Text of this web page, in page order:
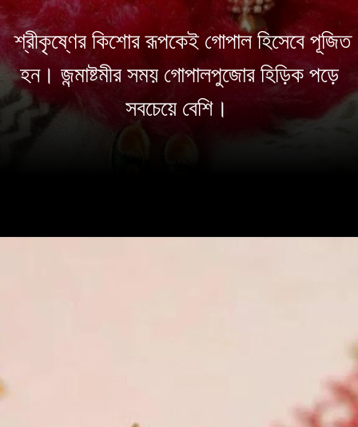
শ্রীকৃষ্ণের কিশোর রূপকেই গোপাল হিসেবে পূজিত
হন। জন্মাষ্টমীর সময় গোপালপুজোর হিড়িক পড়ে
সবচেয়ে বেশি।